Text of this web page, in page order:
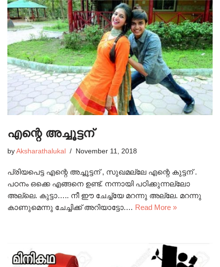
എന്റെ അച്ചൂട്ടന്
by Aksharathalukal November 11, 2018
പ്രിയപെട്ട എന്റെ അച്ചൂട്ടന് , സുഖമല്ലേ എന്റെ കുട്ടന് .
പഠനം ഒക്കെ എങ്ങനെ ഉണ്ട്. നന്നായി പഠിക്കുന്നല്ലോ
അല്ലെ. കുട്ടാ….. നീ ഈ ചേച്ച്യേ മറന്നു അല്ലേ. മറന്നു
കാണുമെന്നു ചേച്ചിക്ക് അറിയാട്ടോ.… Read More »